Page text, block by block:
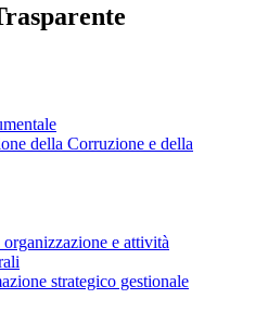
della Corruzione e della
e attività
strategico gestionale